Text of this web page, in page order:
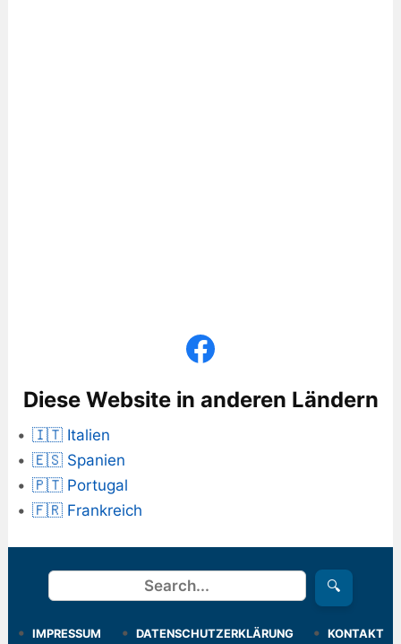
Diese Website in anderen Ländern
🇮🇹 Italien
🇪🇸 Spanien
🇵🇹 Portugal
🇫🇷 Frankreich
Suchen 🔍
IMPRESSUM DATENSCHUTZERKLÄRUNG KONTAKT